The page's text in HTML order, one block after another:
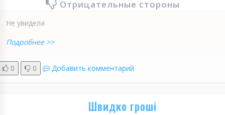
Отрицательные стороны
Не увидела
Подробнее >>
0 0 Добавить комментарий
Швидко гроші